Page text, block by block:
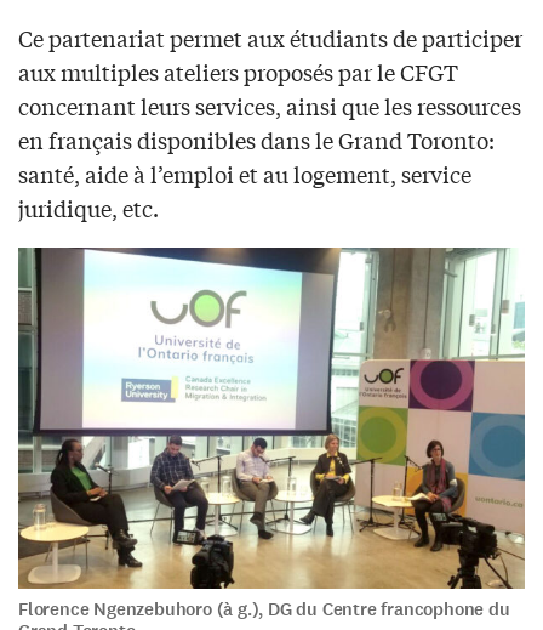
Ce partenariat permet aux étudiants de participer
aux multiples ateliers proposés par le CFGT
concernant leurs services, ainsi que les ressources
en français disponibles dans le Grand Toronto:
santé, aide à l’emploi et au logement, service
juridique, etc.
Florence Ngenzebuhoro (à g.), DG du Centre francophone du